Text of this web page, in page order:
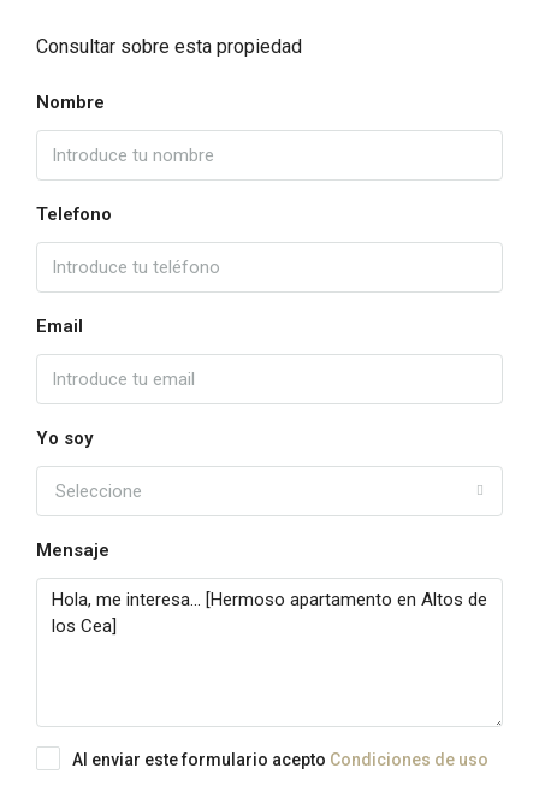
Consultar sobre esta propiedad
Nombre
Telefono
Email
Yo soy
Seleccione
Mensaje
Al enviar este formulario acepto Condiciones de uso